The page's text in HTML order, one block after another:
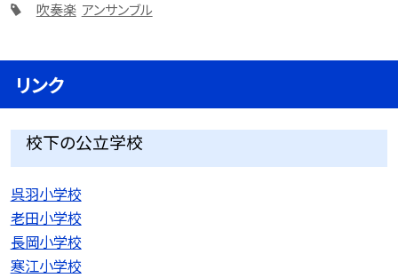
吹奏楽 アンサンブル
リンク
校下の公立学校
呉羽小学校
老田小学校
長岡小学校
寒江小学校